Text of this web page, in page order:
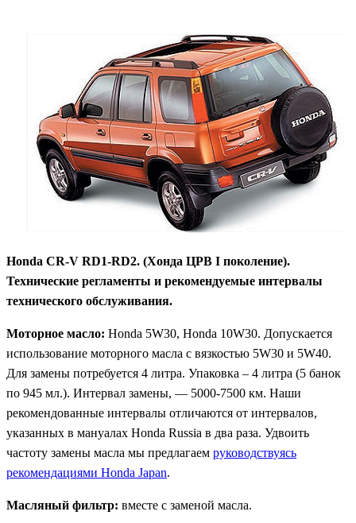
Honda CR-V RD1-RD2. (Хонда ЦРВ I поколение).
Технические регламенты и рекомендуемые интервалы
технического обслуживания.
Моторное масло: Honda 5W30, Honda 10W30. Допускается
использование моторного масла с вязкостью 5W30 и 5W40.
Для замены потребуется 4 литра. Упаковка – 4 литра (5 банок
по 945 мл.). Интервал замены, — 5000-7500 км. Наши
рекомендованные интервалы отличаются от интервалов,
указанных в мануалах Honda Russia в два раза. Удвоить
частоту замены масла мы предлагаем руководствуясь
рекомендациями Honda Japan.
Масляный фильтр: вместе с заменой масла.